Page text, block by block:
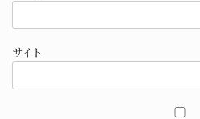
サイト